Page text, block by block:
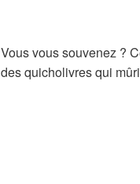
Vous vous souvenez ?
des quicholivres qui